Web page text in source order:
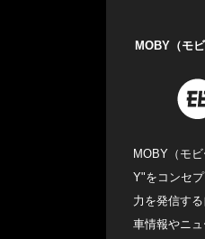
MOBY（モ
MOBY（モ
Y"をコンセ
力を発信す
車情報やニ